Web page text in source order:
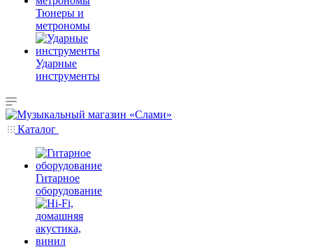
Тюнеры и
метрономы
Ударные
инструменты
Каталог
Гитарное
оборудование